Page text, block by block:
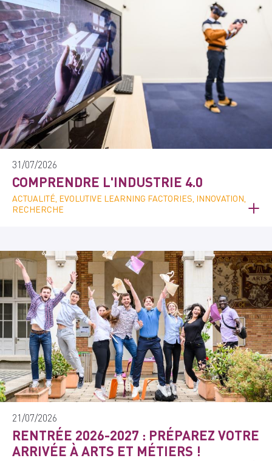
31/07/2026
COMPRENDRE L'INDUSTRIE 4.0
ACTUALITÉ, EVOLUTIVE LEARNING FACTORIES, INNOVATION,
RECHERCHE
21/07/2026
RENTRÉE 2026-2027 : PRÉPAREZ VOTRE
ARRIVÉE À ARTS ET MÉTIERS !